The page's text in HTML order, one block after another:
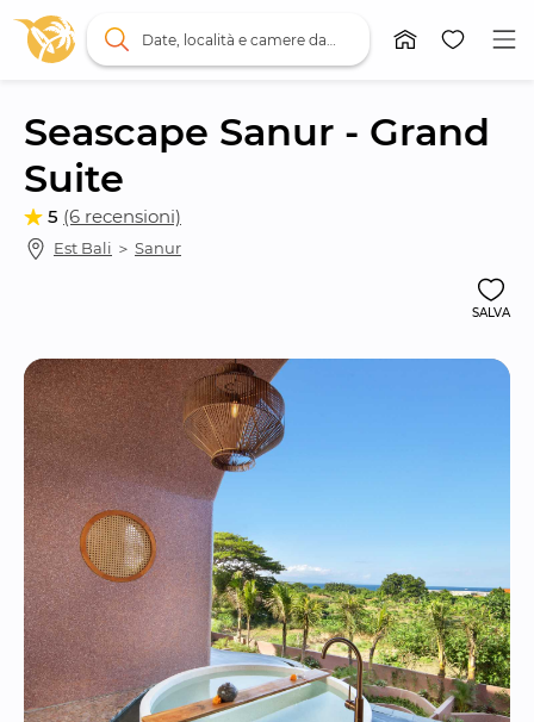
Seascape Sanur - Grand
Suite
5 (6 recensioni)
Est Bali ＞ Sanur
SALVA